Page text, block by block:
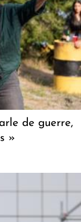
de guerre,
»